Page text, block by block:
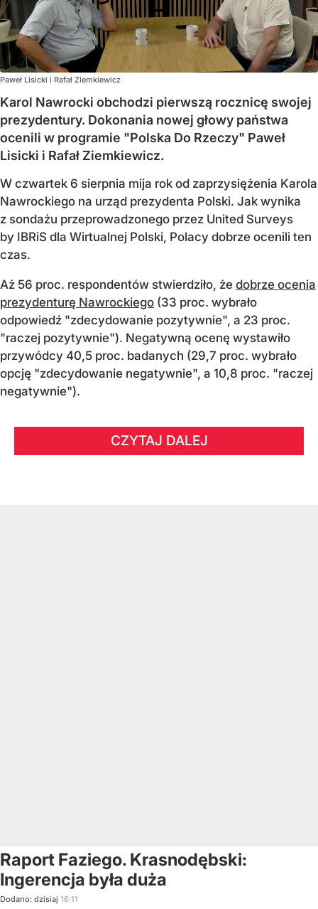
Paweł Lisicki i Rafał Ziemkiewicz
Karol Nawrocki obchodzi pierwszą rocznicę swojej
prezydentury. Dokonania nowej głowy państwa
ocenili w programie "Polska Do Rzeczy" Paweł
Lisicki i Rafał Ziemkiewicz.
W czwartek 6 sierpnia mija rok od zaprzysiężenia Karola
Nawrockiego na urząd prezydenta Polski. Jak wynika
z sondażu przeprowadzonego przez United Surveys
by IBRiS dla Wirtualnej Polski, Polacy dobrze ocenili ten
czas.
Aż 56 proc. respondentów stwierdziło, że dobrze ocenia
prezydenturę Nawrockiego (33 proc. wybrało
odpowiedź "zdecydowanie pozytywnie", a 23 proc.
"raczej pozytywnie"). Negatywną ocenę wystawiło
przywódcy 40,5 proc. badanych (29,7 proc. wybrało
opcję "zdecydowanie negatywnie", a 10,8 proc. "raczej
negatywnie").
CZYTAJ DALEJ
Raport Faziego. Krasnodębski:
Ingerencja była duża
Dodano: dzisiaj 16:11